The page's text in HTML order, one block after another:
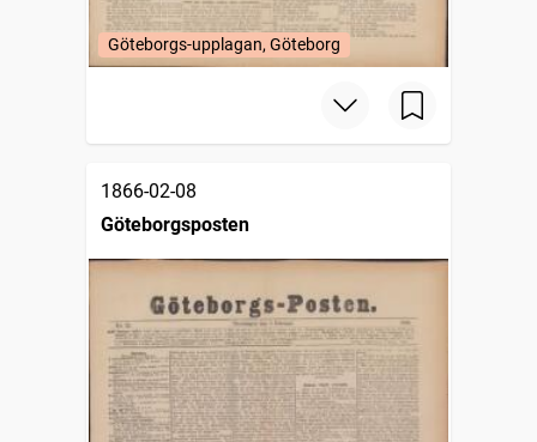
Göteborgs-upplagan, Göteborg
1866-02-08
Göteborgsposten